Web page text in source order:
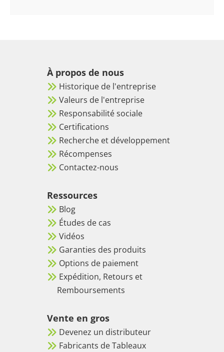
À propos de nous
Historique de l'entreprise
Valeurs de l'entreprise
Responsabilité sociale
Certifications
Recherche et développement
Récompenses
Contactez-nous
Ressources
Blog
Études de cas
Vidéos
Garanties des produits
Options de paiement
Expédition, Retours et
Remboursements
Vente en gros
Devenez un distributeur
Fabricants de Tableaux